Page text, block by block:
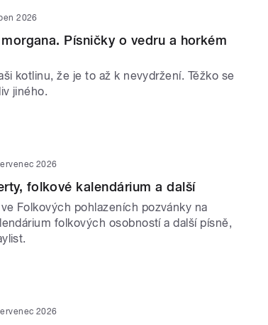
2026
Písničky o vedru a horkém
kotlinu, že je to až k nevydržení. Těžko se
jiného.
2026
folkové kalendárium a další
Folkových pohlazeních pozvánky na
folkových osobností a další písně,
2026